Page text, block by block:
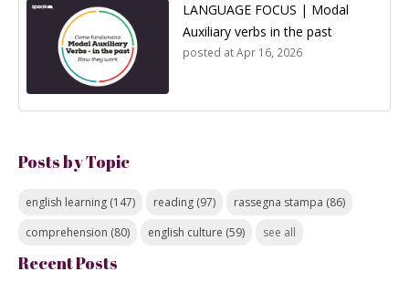
LANGUAGE FOCUS | Modal
Auxiliary verbs in the past
posted atApr 16, 2026
Posts by Topic
english learning (147) reading (97) rassegna stampa (86)
comprehension (80) english culture (59) see all
Recent Posts